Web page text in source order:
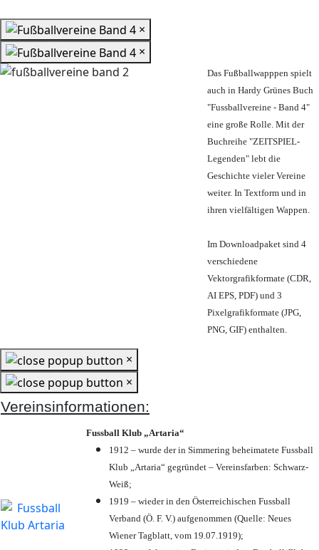
×
×
Das Fußballwapppen spielt
auch in Hardy Grünes Buch
"Fussballvereine - Band 4"
eine große Rolle. Mit der
Buchreihe "ZEITSPIEL-
Legenden" lebt die
Geschichte vieler Vereine
weiter. In Textform und in
ihren vielfältigen Wappen.
Im Downloadpaket sind 4
verschiedene
Vektorgrafikformate (CDR,
AI EPS, PDF) und 3
Pixelgrafikformate (JPG,
PNG, GIF) enthalten.
×
×
Vereinsinformationen:
Fussball Klub „Artaria“
1912 – wurde der in Simmering beheimatete Fussball
Klub „Artaria“ gegründet – Vereinsfarben: Schwarz-
Weiß;
1919 – wieder in den Österreichischen Fussball
Verband (Ö. F. V.) aufgenommen (Quelle: Neues
Wiener Tagblatt, vom 19.07.1919);